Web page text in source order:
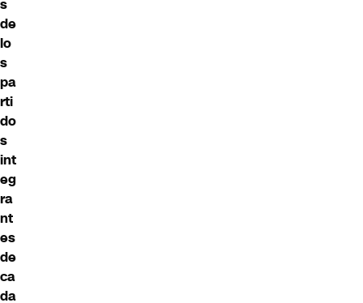
s
de
lo
s
pa
rti
do
s
int
eg
ra
nt
es
de
ca
da